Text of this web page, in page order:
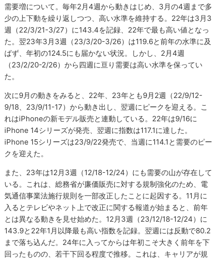
需要増について。毎年2月4週から動きはじめ、3月の4週まで多
少の上下動を繰り返しつつ、高い水準を維持する。22年は3月3
週（22/3/21-3/27）に143.4を記録、22年で最も高い値となっ
た。翌23年3月3週（23/3/20-3/26）は119.6と前年の水準に及
ばず、年初の124.5にも届かない状況。しかし、2月4週
（23/2/20-2/26）から四週に亘り需要は高い水準を保ってい
た。
次に9月の動きをみると、22年、23年とも9月2週（22/9/12-
9/18、23/9/11-17）から動き出し、翌週にピークを迎える。こ
れはiPhoneの新モデル販売と連動している。22年は9/16に
iPhone 14シリーズが発売、翌週に指数は117.1に達した。
iPhone 15シリーズは23/9/22発売で、当週に114.1と需要のピー
クを迎えた。
また、23年は12月3週（12/18-12/24）にも需要の山が存在して
いる。これは、総務省が廉価販売に対する規制強化のため、電
気通信事業法施行規則を一部改正したことに起因する。11月に
入るとテレビやネット上で改正に関する報道が始まると、前年
とは異なる動きを見せ始めた。12月3週（23/12/18-12/24）に
143.9と22年1月以降最も高い指数を記録。翌週には反動で80.2
まで落ち込んだ。24年に入ってからは年初こそ大きく前年を下
回ったものの、若干下回る程度で推移。これは、キャリアが規